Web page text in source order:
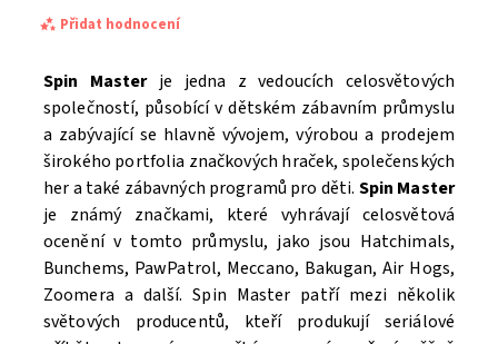
Přidat hodnocení
Spin Masterje jedna z vedoucích celosvětových
společností, působící v dětském zábavním průmyslu
a zabývající se hlavně vývojem, výrobou a prodejem
širokého portfolia značkových hraček, společenských
her a také zábavných programů pro děti. Spin Master
je známý značkami, které vyhrávají celosvětová
ocenění v tomto průmyslu, jako jsou Hatchimals,
Bunchems, PawPatrol, Meccano, Bakugan, Air Hogs,
Zoomera a další. Spin Master patří mezi několik
světových producentů, kteří produkují seriálové